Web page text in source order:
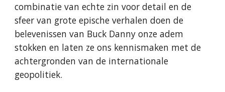
combinatie van echte zin voor detail en de
sfeer van grote epische verhalen doen de
belevenissen van Buck Danny onze adem
stokken en laten ze ons kennismaken met de
achtergronden van de internationale
geopolitiek.